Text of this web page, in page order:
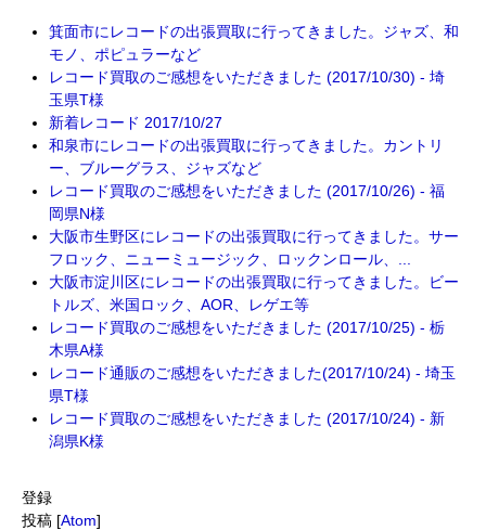
箕面市にレコードの出張買取に行ってきました。ジャズ、和
モノ、ポピュラーなど
レコード買取のご感想をいただきました (2017/10/30) - 埼
玉県T様
新着レコード 2017/10/27
和泉市にレコードの出張買取に行ってきました。カントリ
ー、ブルーグラス、ジャズなど
レコード買取のご感想をいただきました (2017/10/26) - 福
岡県N様
大阪市生野区にレコードの出張買取に行ってきました。サー
フロック、ニューミュージック、ロックンロール、...
大阪市淀川区にレコードの出張買取に行ってきました。ビー
トルズ、米国ロック、AOR、レゲエ等
レコード買取のご感想をいただきました (2017/10/25) - 栃
木県A様
レコード通販のご感想をいただきました(2017/10/24) - 埼玉
県T様
レコード買取のご感想をいただきました (2017/10/24) - 新
潟県K様
登録
投稿 [Atom]